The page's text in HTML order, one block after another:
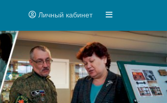
Личный кабинет